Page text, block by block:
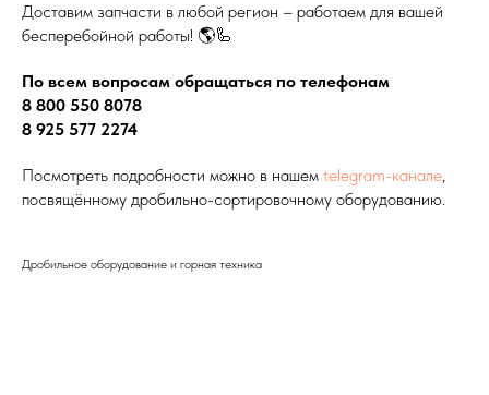
Доставим запчасти в любой регион – работаем для вашей
бесперебойной работы! 🌎🦾
По всем вопросам обращаться по телефонам
8 800 550 8078
8 925 577 2274
Посмотреть подробности можно в нашем telegram-канале,
посвящённому дробильно-сортировочному оборудованию.
Дробильное оборудование и горная техника